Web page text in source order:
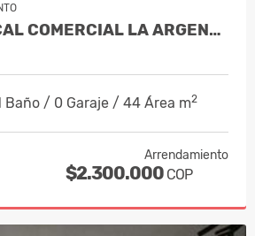
ALQUILER LOCAL COMERCIAL LA ARGENTINA…
Baño / 0 Garaje / 44 Área m2
Arrendamiento
$2.300.000 COP